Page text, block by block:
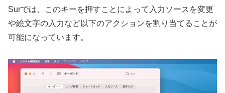
Surでは、このキーを押すことによって入力ソースを変更
や絵文字の入力など以下のアクションを割り当てることが
可能になっています。